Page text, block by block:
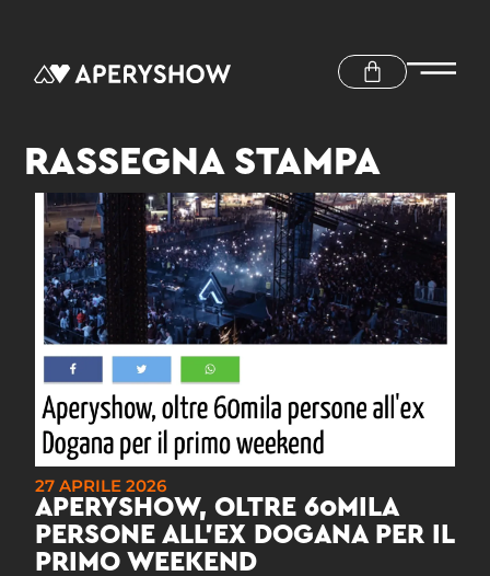
RASSEGNA STAMPA
27 APRILE 2026
APERYSHOW, OLTRE 60MILA
PERSONE ALL’EX DOGANA PER IL
PRIMO WEEKEND